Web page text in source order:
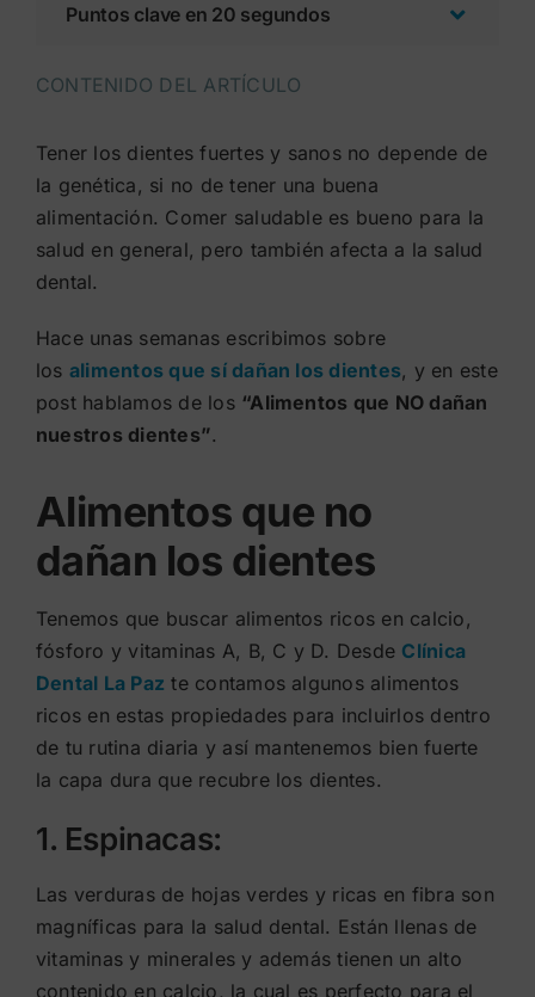
Puntos clave en 20 segundos
CONTENIDO DEL ARTÍCULO
Tener los dientes fuertes y sanos no depende de
la genética, si no de tener una buena
alimentación. Comer saludable es bueno para la
salud en general, pero también afecta a la salud
dental.
Hace unas semanas escribimos sobre
los alimentos que sí dañan los dientes, y en este
post hablamos de los “Alimentos que NO dañan
nuestros dientes”.
Alimentos que no
dañan los dientes
Tenemos que buscar alimentos ricos en calcio,
fósforo y vitaminas A, B, C y D. Desde Clínica
Dental La Paz te contamos algunos alimentos
ricos en estas propiedades para incluirlos dentro
de tu rutina diaria y así mantenemos bien fuerte
la capa dura que recubre los dientes.
1. Espinacas:
Las verduras de hojas verdes y ricas en fibra son
magníficas para la salud dental. Están llenas de
vitaminas y minerales y además tienen un alto
contenido en calcio, la cual es perfecto para el